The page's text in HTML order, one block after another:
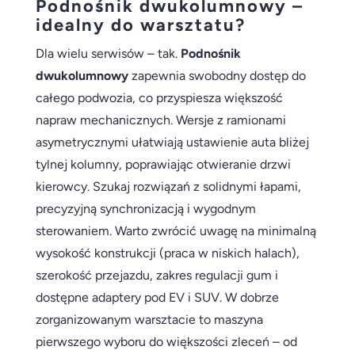
Podnośnik dwukolumnowy –
idealny do warsztatu?
Dla wielu serwisów – tak. Podnośnik
dwukolumnowyzapewnia swobodny dostęp do
całego podwozia, co przyspiesza większość
napraw mechanicznych. Wersje z ramionami
asymetrycznymi ułatwiają ustawienie auta bliżej
tylnej kolumny, poprawiając otwieranie drzwi
kierowcy. Szukaj rozwiązań z solidnymi łapami,
precyzyjną synchronizacją i wygodnym
sterowaniem. Warto zwrócić uwagę na minimalną
wysokość konstrukcji (praca w niskich halach),
szerokość przejazdu, zakres regulacji gum i
dostępne adaptery pod EV i SUV. W dobrze
zorganizowanym warsztacie to maszyna
pierwszego wyboru do większości zleceń – od